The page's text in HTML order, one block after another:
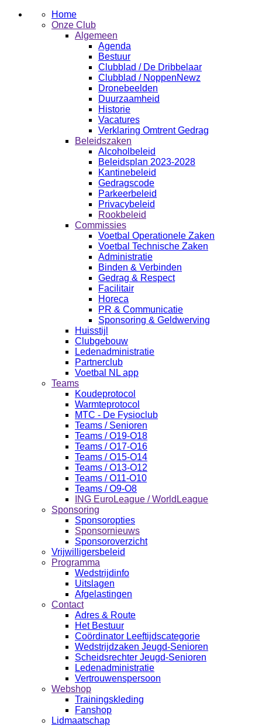
Home
Onze Club
Algemeen
Agenda
Bestuur
Clubblad / De Dribbelaar
Clubblad / NoppenNewz
Dronebeelden
Duurzaamheid
Historie
Vacatures
Verklaring Omtrent Gedrag
Beleidszaken
Alcoholbeleid
Beleidsplan 2023-2028
Kantinebeleid
Gedragscode
Parkeerbeleid
Privacybeleid
Rookbeleid
Commissies
Voetbal Operationele Zaken
Voetbal Technische Zaken
Administratie
Binden & Verbinden
Gedrag & Respect
Facilitair
Horeca
PR & Communicatie
Sponsoring & Geldwerving
Huisstijl
Clubgebouw
Ledenadministratie
Partnerclub
Voetbal NL app
Teams
Koudeprotocol
Warmteprotocol
MTC - De Fysioclub
Teams / Senioren
Teams / O19-O18
Teams / O17-O16
Teams / O15-O14
Teams / O13-O12
Teams / O11-O10
Teams / O9-O8
ING EuroLeague / WorldLeague
Sponsoring
Sponsoropties
Sponsornieuws
Sponsoroverzicht
Vrijwilligersbeleid
Programma
Wedstrijdinfo
Uitslagen
Afgelastingen
Contact
Adres & Route
Het Bestuur
Coördinator Leeftijdscategorie
Wedstrijdzaken Jeugd-Senioren
Scheidsrechter Jeugd-Senioren
Ledenadministratie
Vertrouwenspersoon
Webshop
Trainingskleding
Fanshop
Lidmaatschap